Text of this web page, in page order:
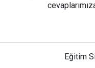
Eğitim